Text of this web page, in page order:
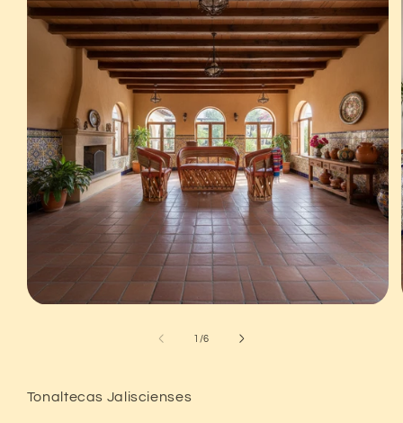
ventana
modal
1 /de
6
Tonaltecas Jaliscienses